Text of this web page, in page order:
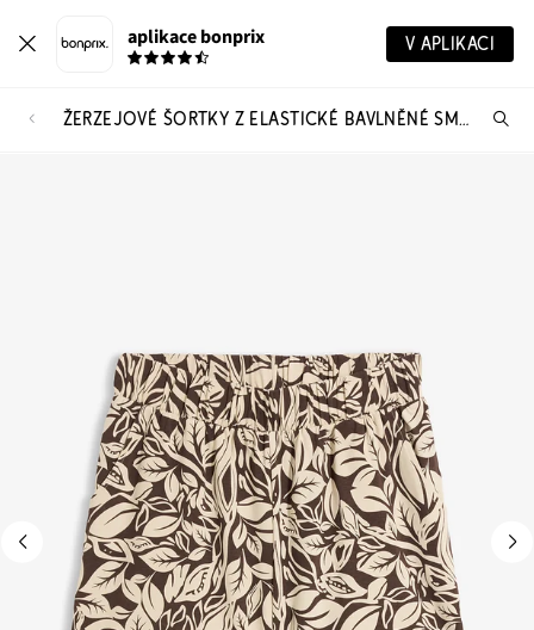
aplikace bonprix V APLIKACI
ŽERZEJOVÉ ŠORTKY Z ELASTICKÉ BAVLNĚNÉ SMĚSI